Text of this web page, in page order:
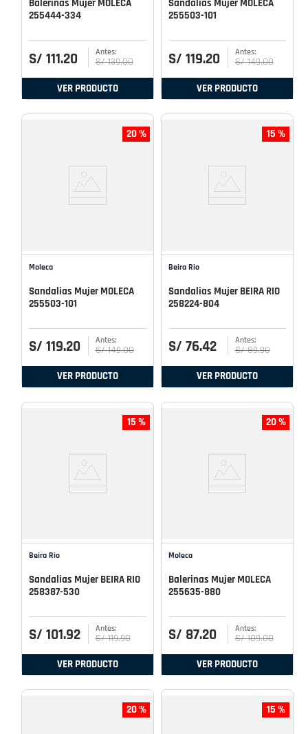
Balerinas Mujer MOLECA
255444-334
S/ 111.20 S/ 139.00
VER PRODUCTO
Sandalias Mujer MOLECA
255503-101
S/ 119.20 S/ 149.00
VER PRODUCTO
20 %
Moleca
Sandalias Mujer MOLECA
255503-101
S/ 119.20 S/ 149.00
VER PRODUCTO
15 %
Beira Rio
Sandalias Mujer BEIRA RIO
258224-804
S/ 76.42 S/ 89.90
VER PRODUCTO
15 %
Beira Rio
Sandalias Mujer BEIRA RIO
258387-530
S/ 101.92 S/ 119.90
VER PRODUCTO
20 %
Moleca
Balerinas Mujer MOLECA
255635-880
S/ 87.20 S/ 109.00
VER PRODUCTO
20 % 15 %